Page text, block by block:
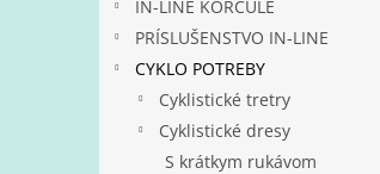
IN-LINE KORČULE
PRÍSLUŠENSTVO IN-LINE
CYKLO POTREBY
Cyklistické tretry
Cyklistické dresy
S krátkym rukávom